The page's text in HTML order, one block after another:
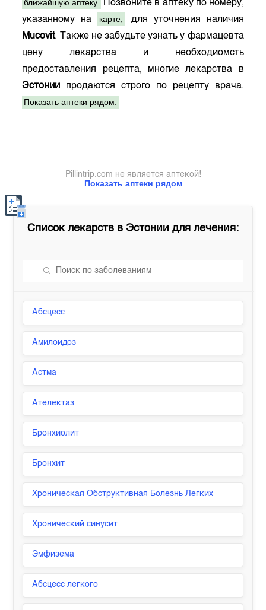
ближайшую аптеку.
Позвоните в аптеку по номеру,
указанному на
карте,
для уточнения наличия
Mucovit. Также не забудьте узнать у фармацевта
цену лекарства и необходиомсть
предоставления рецепта, многие лекарства в
Эстонии продаются строго по рецепту врача.
Показать аптеки рядом.
Показать аптеки рядом
Pillintrip.com не является аптекой!
Список лекарств в Эстонии для лечения:
Абсцесс
Амилоидоз
Астма
Ателектаз
Бронхиолит
Бронхит
Хроническая Обструктивная Болезнь Легких
Хронический синусит
Эмфизема
Абсцесс легкого